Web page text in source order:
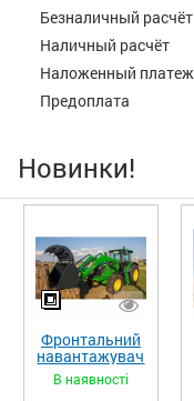
Безналичный расчёт
Наличный расчёт
Наложенный платеж
Предоплата
Новинки!
Фронтальний
навантажувач
«STRONG XL»
В наявності